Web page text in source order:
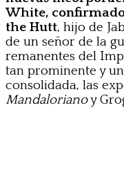
White,
the Hutt, hijo de
de un señor de la
remanentes del
tan prominente y
consolidada, las
Mandalorianoy